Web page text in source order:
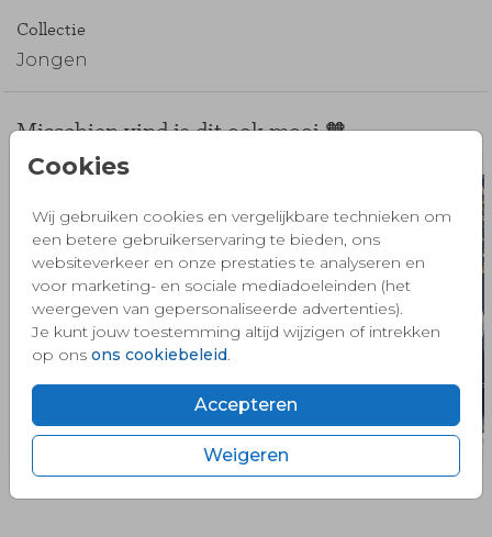
Cookies
Wij gebruiken cookies en vergelijkbare technieken om
een betere gebruikerservaring te bieden, ons
websiteverkeer en onze prestaties te analyseren en
voor marketing- en sociale mediadoeleinden (het
weergeven van gepersonaliseerde advertenties).
Je kunt jouw toestemming altijd wijzigen of intrekken
op ons ons cookiebeleid
Accepteren
Weigeren
Collectie
Jongen
Misschien vind je dit ook mooi 🧡